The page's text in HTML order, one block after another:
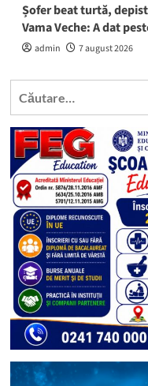
Șofer beat turtă,
Vama Veche: A dat
admin 7 august 2026